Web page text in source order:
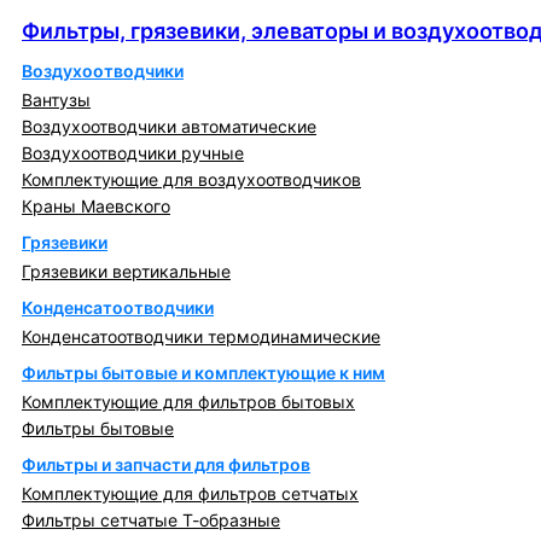
Фильтры, грязевики, элеваторы и
Воздухоотводчики
Вантузы
Воздухоотводчики автоматические
Воздухоотводчики ручные
Комплектующие для воздухоотводчиков
Краны Маевского
Грязевики
Грязевики вертикальные
Конденсатоотводчики
Конденсатоотводчики термодинамические
Фильтры бытовые и комплектующие к ним
Комплектующие для фильтров бытовых
Фильтры бытовые
Фильтры и запчасти для фильтров
Комплектующие для фильтров сетчатых
Фильтры сетчатые Т-образные